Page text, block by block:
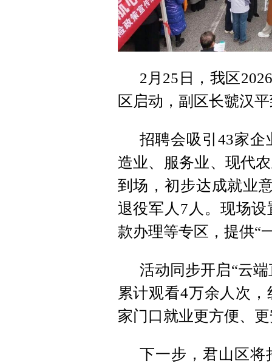
2月25日，我区
区启动，副区长虢汉
招聘会吸引43家企
造业、服务业、现代
到场，初步达成就业
退役军人7人。现场
款办理等专区，提供“
活动同步开启“云
累计观看4万余人次
家门口就业更方便、
下一步，君山区将